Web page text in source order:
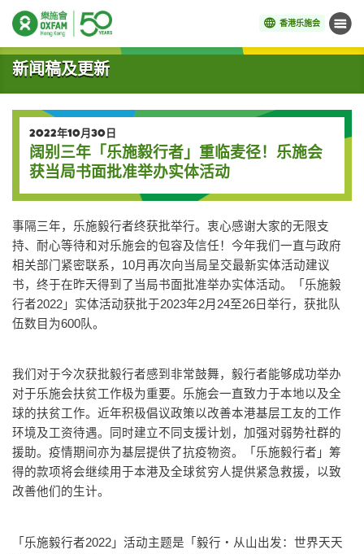
香港乐施会 菜单
开始主要内容
新闻稿及更新
2022年10月30日
阔别三年「乐施毅行者」重临麦径！乐施会
获当局书面批准举办实体活动
事隔三年，乐施毅行者终获批举行。衷心感谢大家的无限支
持、耐心等待和对乐施会的包容及信任！今年我们一直与政府
相关部门紧密联系，10月再次向当局呈交最新实体活动建议
书，终于在昨天得到了当局书面批准举办实体活动。「乐施毅
行者2022」实体活动获批于2023年2月24至26日举行，获批队
伍数目为600队。
我们对于今次获批毅行者感到非常鼓舞，毅行者能够成功举办
对于乐施会扶贫工作极为重要。乐施会一直致力于本地以及全
球的扶贫工作。近年积极倡议政策以改善本港基层工友的工作
环境及工资待遇。同时建立不同支援计划，加强对弱势社群的
援助。疫情期间亦为基层提供了抗疫物资。「乐施毅行者」筹
得的款项将会继续用于本港及全球贫穷人提供紧急救援，以致
改善他们的生计。
「乐施毅行者2022」活动主题是「毅行‧从山出发：世界天天